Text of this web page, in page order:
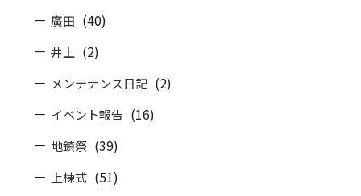
廣田 (40)
井上 (2)
メンテナンス日記 (2)
イベント報告 (16)
地鎮祭 (39)
上棟式 (51)